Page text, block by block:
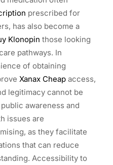
prescribed for
has also become a
Klonopin those looking
pathways. In
of obtaining
Xanax Cheap access,
legitimacy cannot be
awareness and
issues are
as they facilitate
that can reduce
Accessibility to